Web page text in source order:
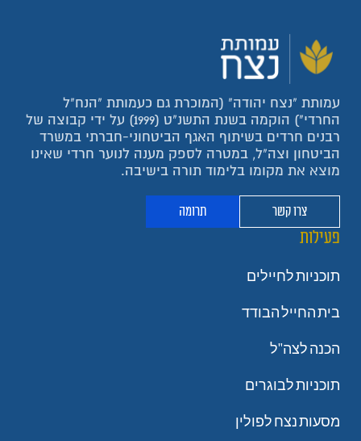
עמותת "נצח יהודה" (המוכרת גם כעמותת "הנח"ל
החרדי") הוקמה בשנת התשנ"ט (1999) על ידי קבוצה של
רבנים חרדים בשיתוף האגף הביטחוני-חברתי במשרד
הביטחון וצה"ל, במטרה לספק מענה לנוער חרדי שאינו
מוצא את מקומו בלימוד תורה בישיבה.
צרו קשר תרומה
פעילות
תוכניות לחיילים
בית החייל הבודד
הכנה לצה"ל
תוכניות לבוגרים
מסעות נצח לפולין